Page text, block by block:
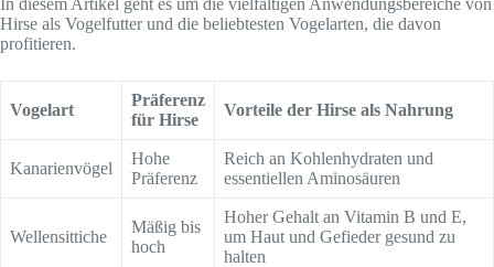
Hirse als Vogelfutter und die beliebtesten Vogelarten, die davon
profitieren.
Vogelart
Präferenz
für Hirse
Vorteile der Hirse als Nahrung
Kanarienvögel
Hohe
Präferenz
Reich an Kohlenhydraten und
essentiellen Aminosäuren
Wellensittiche
Mäßig bis
hoch
Hoher Gehalt an Vitamin B und E,
um Haut und Gefieder gesund zu
halten